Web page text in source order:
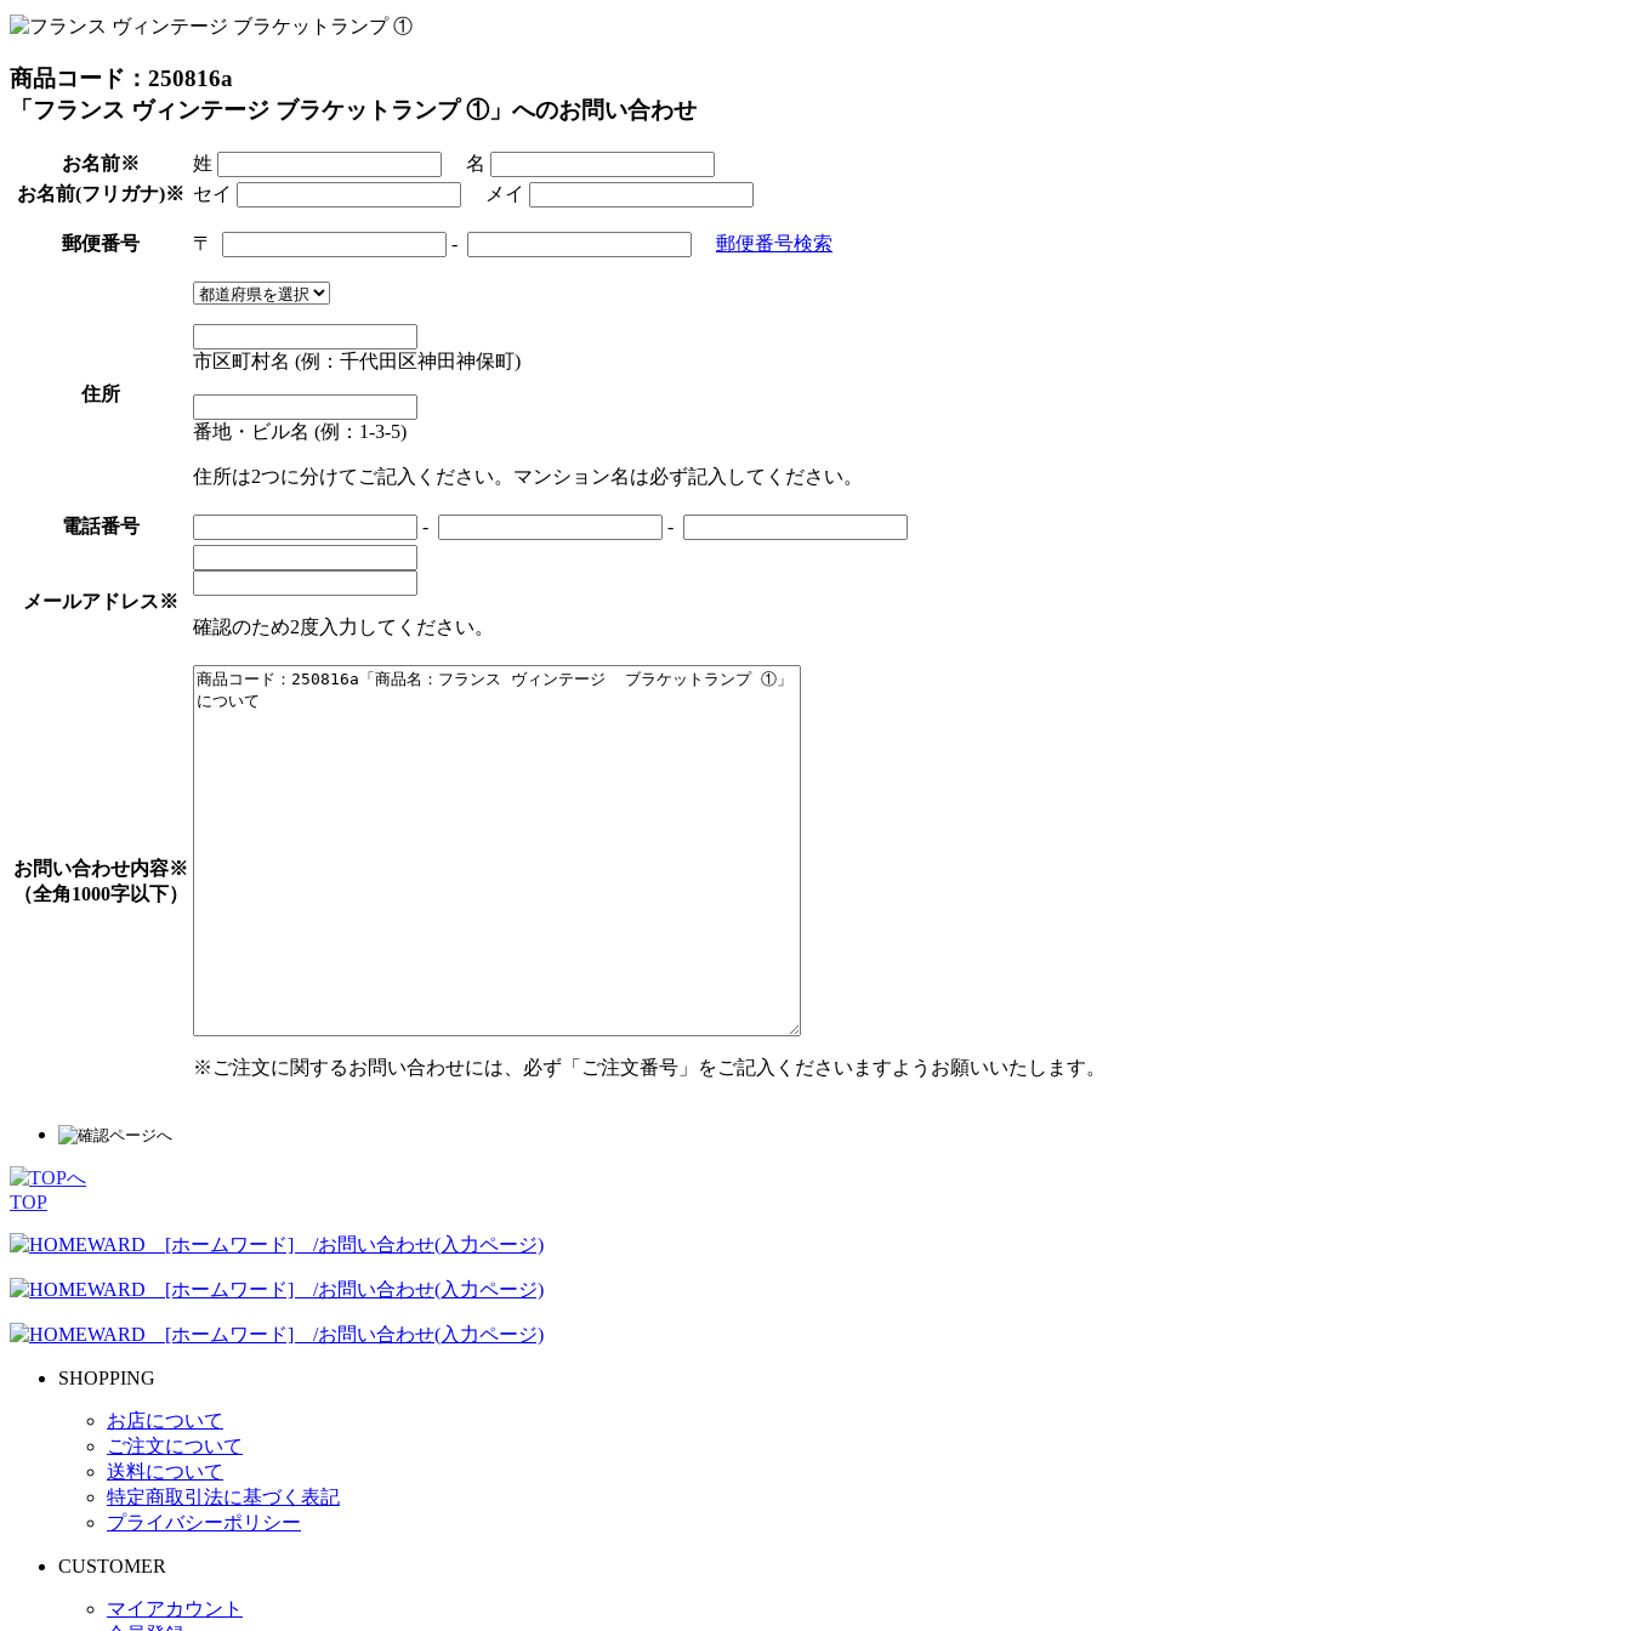
商品コード：250816a
「フランス ヴィンテージ ブラケットランプ ①」へのお問い合わせ
お名前※ 姓
名
お名前(フリガナ)※ セイ メイ
郵便番号 〒 - 郵便番号検索
住所
市区町村名 (例：千代田区神田神保町)
番地・ビル名 (例：1-3-5)
住所は2つに分けてご記入ください。マンション名は必ず記入してください。
電話番号 - -
メールアドレス※
確認のため2度入力してください。
お問い合わせ内容※
（全角1000字以下）
※ご注文に関するお問い合わせには、必ず「ご注文番号」をご記入くださいますようお願いいたします。
TOP
SHOPPING
お店について
ご注文について
送料について
特定商取引法に基づく表記
プライバシーポリシー
CUSTOMER
マイアカウント